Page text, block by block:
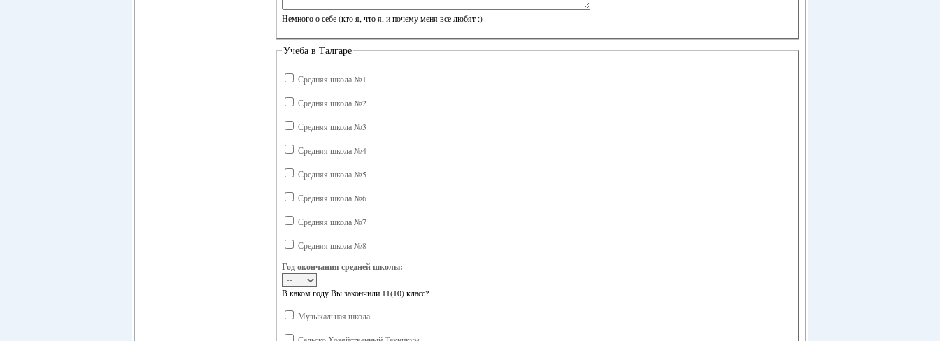
Немного о себе (кто я, что я, и почему меня все любят :)
Учеба в Талгаре
Средняя школа №1
Средняя школа №2
Средняя школа №3
Средняя школа №4
Средняя школа №5
Средняя школа №6
Средняя школа №7
Средняя школа №8
Год окончания средней школы:
В каком году Вы закончили 11(10) класс?
Музыкальная школа